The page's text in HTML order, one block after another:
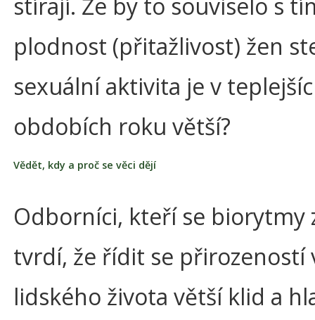
plodnost (přitažlivost) žen
sexuální aktivita je v
obdobích roku větší?
Vědět, kdy a proč se věci dějí
Odborníci, kteří se biorytmy
tvrdí, že řídit se přirozeností
lidského života větší klid a